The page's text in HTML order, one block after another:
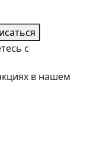
с
в нашем